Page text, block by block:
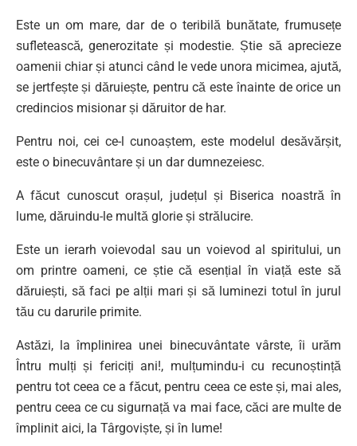
Este un om mare, dar de o teribilă bunătate, frumusețe
sufletească, generozitate și modestie. Știe să aprecieze
oamenii chiar și atunci când le vede unora micimea, ajută,
se jertfește și dăruiește, pentru că este înainte de orice un
credincios misionar și dăruitor de har.
Pentru noi, cei ce-l cunoaștem, este modelul desăvărșit,
este o binecuvântare și un dar dumnezeiesc.
A făcut cunoscut orașul, județul și Biserica noastră în
lume, dăruindu-le multă glorie și strălucire.
Este un ierarh voievodal sau un voievod al spiritului, un
om printre oameni, ce știe că esențial în viață este să
dăruiești, să faci pe alții mari și să luminezi totul în jurul
tău cu darurile primite.
Astăzi, la împlinirea unei binecuvântate vârste, îi urăm
Întru mulți și fericiți ani!, mulțumindu-i cu recunoștință
pentru tot ceea ce a făcut, pentru ceea ce este și, mai ales,
pentru ceea ce cu sigurnață va mai face, căci are multe de
împlinit aici, la Târgoviște, și în lume!